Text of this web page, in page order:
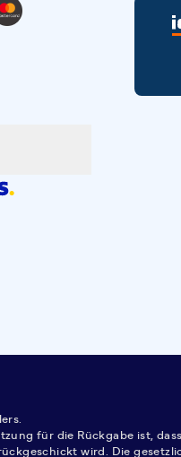
für die Rückgabe ist,
wird. Die